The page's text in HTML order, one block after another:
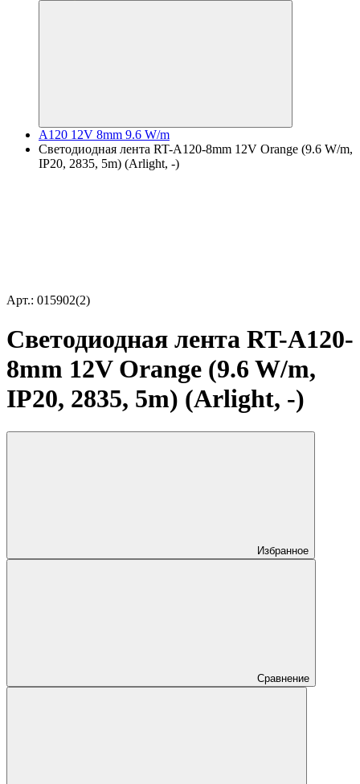
A120 12V 8mm 9.6 W/m
Светодиодная лента RT-A120-8mm 12V Orange (9.6 W/m,
IP20, 2835, 5m) (Arlight, -)
Арт.: 015902(2)
Светодиодная лента RT-A120-
8mm 12V Orange (9.6 W/m,
IP20, 2835, 5m) (Arlight, -)
Избранное
Сравнение